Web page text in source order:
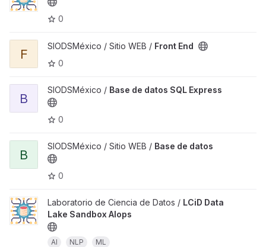
0
F
SIODSMéxico / Sitio WEB / Front End
0
B
SIODSMéxico / Base de datos SQL Express
0
B
SIODSMéxico / Sitio WEB / Base de datos
0
Laboratorio de Ciencia de Datos / LCiD Data
Lake Sandbox AIops
AI NLP ML